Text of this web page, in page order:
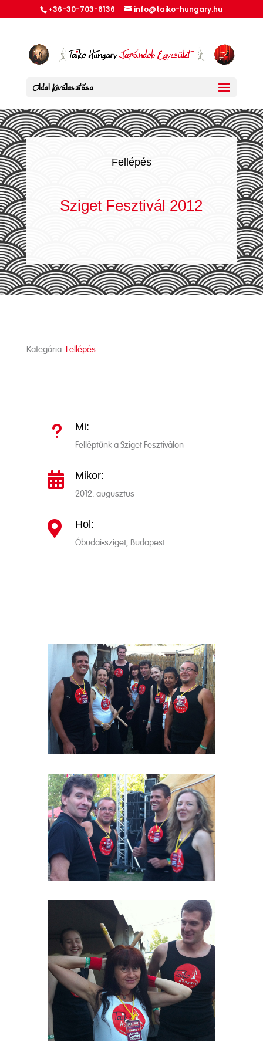
+36-30-703-6136 info@taiko-hungary.hu
Oldal kiválasztása
Fellépés
Sziget Fesztivál 2012
Kategória: Fellépés
u Mi:
Felléptünk a Sziget Fesztiválon
 Mikor:
2012. augusztus
 Hol:
Óbudai-sziget, Budapest